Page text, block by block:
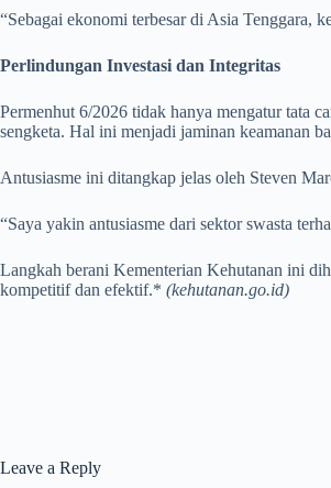
“Sebagai ekonomi terbesar di Asia Tenggara,
Perlindungan Investasi dan Integritas
Permenhut 6/2026 tidak hanya mengatur tata
sengketa. Hal ini menjadi jaminan keamanan
Antusiasme ini ditangkap jelas oleh Steven
“Saya yakin antusiasme dari sektor swasta
Langkah berani Kementerian Kehutanan ini
kompetitif dan efektif.* (kehutanan.go.id)
Leave a Reply